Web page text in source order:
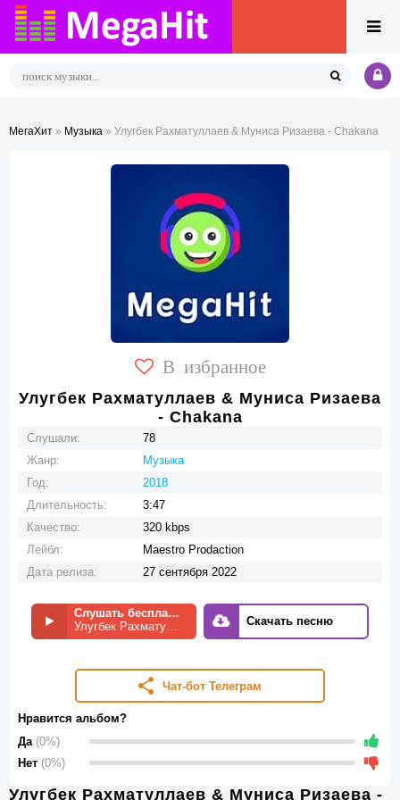
МегаХит » Музыка » Улугбек Рахматуллаев & Муниса Ризаева - Chakana
В избранное
Улугбек Рахматуллаев & Муниса Ризаева
- Chakana
Слушали:
78
Жанр:
Музыка
Год:
2018
Длительность:
3:47
Качество:
320 kbps
Лейбл:
Maestro Prodaction
Дата релиза:
27 сентября 2022
Слушать бесплатно
Улугбек Рахматуллаев & Муниса Ризаева - Chakana
Скачать песню
Чат-бот Телеграм
Нравится альбом?
Да (0%)
Нет (0%)
Улугбек Рахматуллаев & Муниса Ризаева -